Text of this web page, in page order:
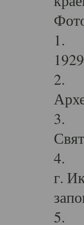
1.
2.
3.
4.
г.
5.